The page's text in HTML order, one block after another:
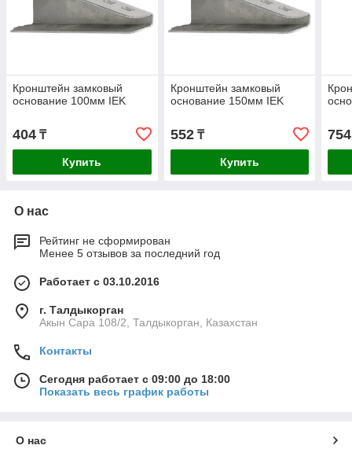
Кронштейн замковый
основание 100мм IEK
404 ₸
Купить
Кронштейн замковый
основание 150мм IEK
552₸
Купить
754
О нас
Рейтинг не сформирован
Менее 5 отзывов за последний год
Работает с 03.10.2016
г. Талдыкорган
Акын Сара 108/2, Талдыкорган, Казахстан
Контакты
Сегодня работает с 09:00 до 18:00
Показать весь график работы
О нас